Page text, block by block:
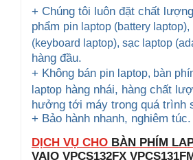
+ Chúng tôi luôn đặt chất
phẩm pin laptop (battery
(keyboard laptop), sạc laptop
hàng đầu.
+ Không bán pin laptop, bàn
laptop hàng nhái, hàng chất
hưởng tới máy trong quá trình
+ Bảo hành nhanh, nghiêm túc.
DỊCH VỤ CHO BÀN PHÍM
VAIO VPCS132FX